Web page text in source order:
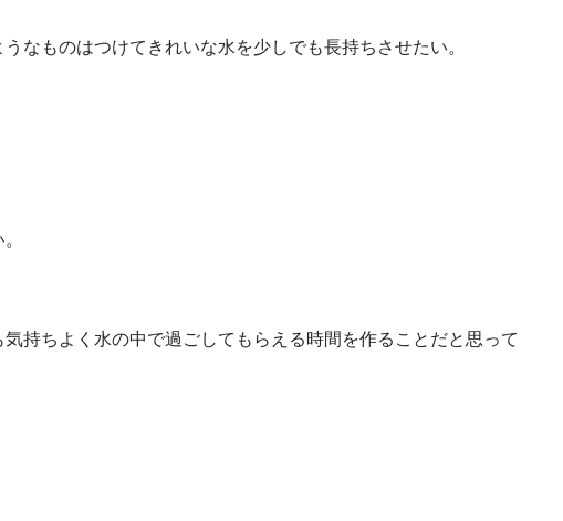
なものはつけてきれいな水を少しでも長持ちさせたい。
持ちよく水の中で過ごしてもらえる時間を作ることだと思って